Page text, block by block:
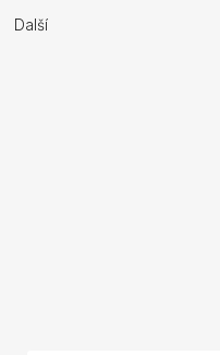
Další